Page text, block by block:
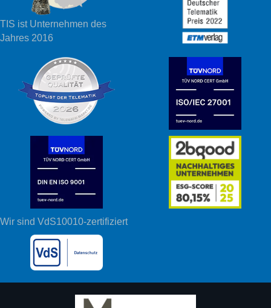
TIS ist Unternehmen des
Jahres 2016
Wir sind VdS10010-zertifiziert